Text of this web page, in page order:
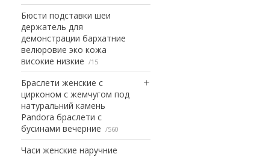
Бюсти подставки шеи
держатель для
демонстрации бархатние
велюровие эко кожа
високие низкие
15
Браслети женские с
цирконом с жемчугом под
натуральний камень
Pandora браслети с
бусинами вечерние
560
Часи женские наручние